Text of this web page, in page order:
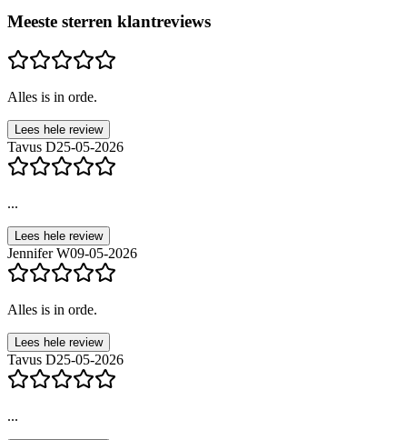
Meeste sterren klantreviews
Alles is in orde.
Lees hele review
Tavus D25-05-2026
...
Lees hele review
Jennifer W09-05-2026
Alles is in orde.
Lees hele review
Tavus D25-05-2026
...